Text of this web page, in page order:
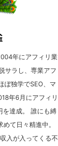
年にアフィリ業
サラし、専業アフ
ぼ独学でSEO、マ
年6月にアフィリ
を達成。 誰にも縛
て日々精進中。
入が入ってくる不